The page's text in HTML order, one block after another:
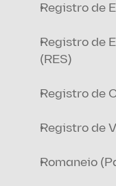
Registro de
Registro de
(RES)
Registro de
Registro de
Romaneio